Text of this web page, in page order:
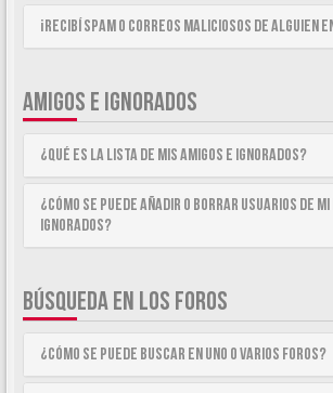
¡Recibí spam o correos maliciosos de alguien
AMIGOS E IGNORADOS
¿Qué es la lista de Mis Amigos e Ignorados?
¿Cómo se puede añadir o borrar usuarios de
Ignorados?
BÚSQUEDA EN LOS FOROS
¿Cómo se puede buscar en uno o varios foros?